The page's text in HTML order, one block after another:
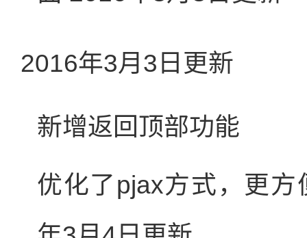
2016年3月3日更新
新增返回顶部功能
优化了pjax方式，更